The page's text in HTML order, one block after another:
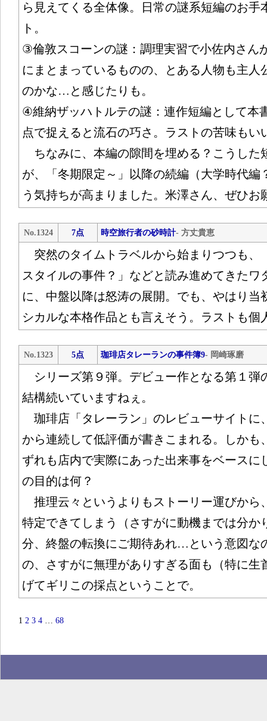
ら見えてくる全体像。日常の謎系短編のお手
ト。
③倫敦スコーンの謎：調理実習で小佐内さん
にまとまっているものの、とある人物も主人
のかな…と感じたりも。
④維納ザッハトルテの謎：連作短編として本
点で捉えると流石の巧さ。ラストの苦味もい
ちなみに、本編の隙間を埋める？こうした
が、「冬期限定～」以降の続編（大学時代
う気持ちが高まりました。米澤さん、ぜひお
No.1324 7点 時空旅行者の砂時計- 方丈貴恵
突然のタイムトラベルから始まりつつも、
スタイルの事件？」などと読み進めてきたワ
に、中盤以降は怒涛の展開。でも、やはり当
シカルな本格作品とも言えそう。ラストも個
No.1323 5点 珈琲店タレーランの事件簿9- 岡崎琢磨
シリーズ第９弾。デビュー作となる第１弾
結構続いていますねぇ。
珈琲店「タレーラン」のレビューサイトに
から連続して低評価が書きこまれる。しかも
ずれも店内で実際にあった出来事をベースに
の目的は何？
推理云々というよりもストーリー運びから
特定できてしまう（さすがに動機までは分か
分、終盤の転換にご期待あれ…という意図な
の、さすがに無理がありすぎる面も（特に生
げてギリこの採点ということで。
1 2 3 4 … 68